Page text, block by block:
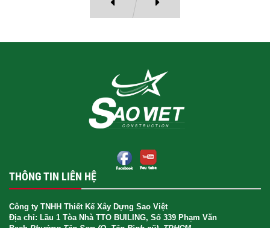
THÔNG TIN LIÊN HỆ
Công ty TNHH Thiết Kế Xây Dựng Sao Việt
Địa chỉ: Lầu 1 Tòa Nhà TTO BUILING, Số 339 Phạm Văn